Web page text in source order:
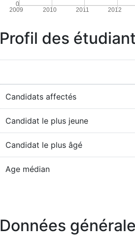
2009 2010 2011 2012
0
Profil des
Candidats affectés
Candidat le plus jeune
Candidat le plus âgé
Age médian
Données